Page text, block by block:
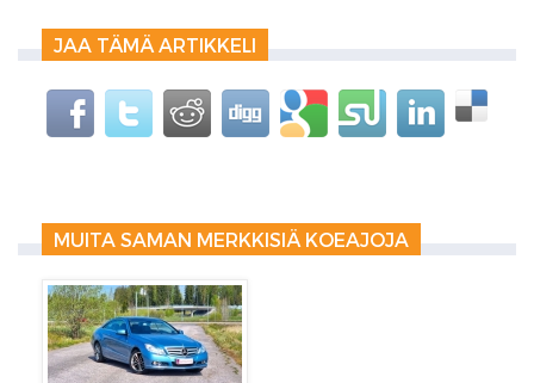
JAA TÄMÄ ARTIKKELI
MUITA SAMAN MERKKISIÄ KOEAJOJA